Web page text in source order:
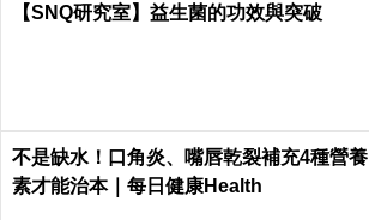
【SNQ研究室】益生菌的功效與突破
不是缺水！口角炎、嘴唇乾裂補充4種營養
素才能治本｜每日健康Health